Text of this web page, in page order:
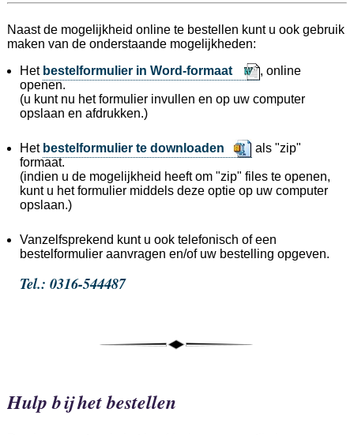
Naast de mogelijkheid online te bestellen kunt u ook gebruik
maken van de onderstaande mogelijkheden:
Het bestelformulier in Word-formaat
, online
openen.
(u kunt nu het formulier invullen en op uw computer
opslaan en afdrukken.)
Het bestelformulier te downloaden
als "zip"
formaat.
(indien u de mogelijkheid heeft om "zip" files te openen,
kunt u het formulier middels deze optie op uw computer
opslaan.)
Vanzelfsprekend kunt u ook telefonisch of een
bestelformulier aanvragen en/of uw bestelling opgeven.
Tel.: 0316-544487
Hulp bij het bestellen